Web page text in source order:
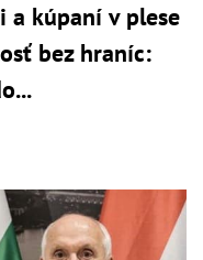
a kúpaní v plese
bez hraníc: